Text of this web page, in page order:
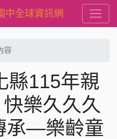
中全球資訊網
容
縣115年親
樂久久久
承—樂齡童